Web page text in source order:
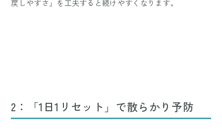
戻しやすさ」を工夫すると続けやすくなります。
2：「1日1リセット」で散らかり予防